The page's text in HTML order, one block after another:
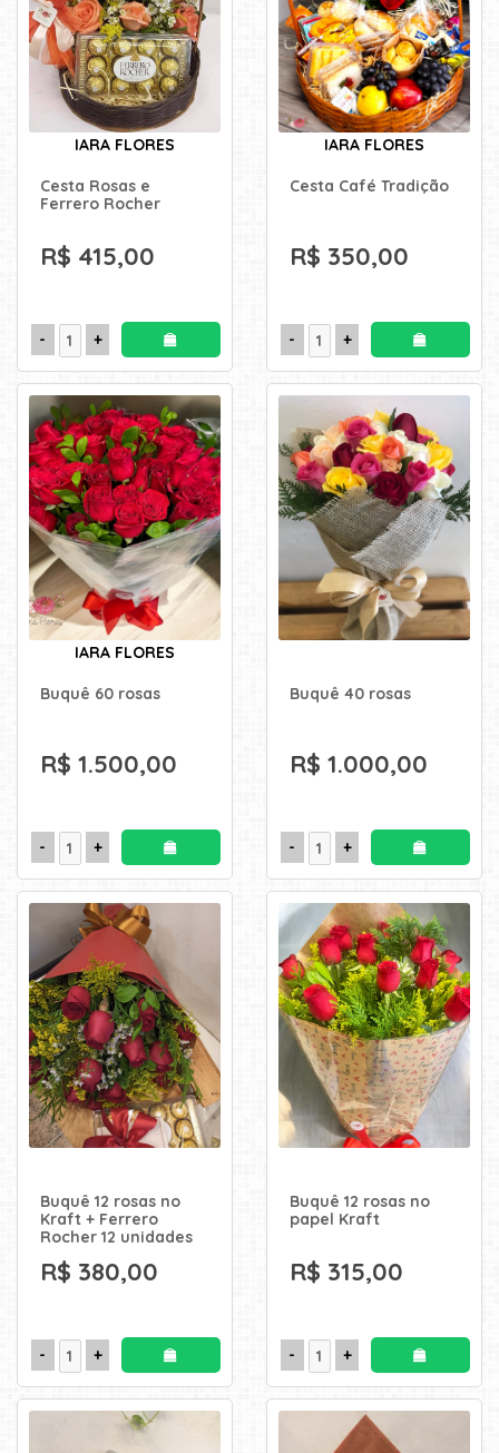
IARA FLORES
Cesta Rosas e
Ferrero Rocher
R$ 415,00
IARA FLORES
Cesta Café Tradição
R$ 350,00
IARA FLORES
Buquê 60 rosas
R$ 1.500,00
Buquê 40 rosas
R$ 1.000,00
Buquê 12 rosas no
Kraft + Ferrero
Rocher 12 unidades
R$ 380,00
Buquê 12 rosas no
papel Kraft
R$ 315,00